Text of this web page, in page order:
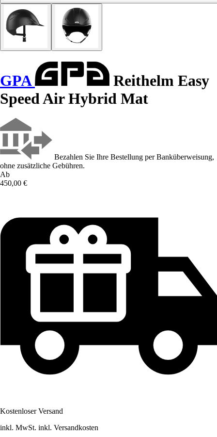
GPA
Reithelm Easy
Speed Air Hybrid Mat
Bezahlen Sie Ihre Bestellung per Banküberweisung,
ohne zusätzliche Gebühren.
Ab
450,00 €
Kostenloser Versand
inkl. MwSt. inkl. Versandkosten